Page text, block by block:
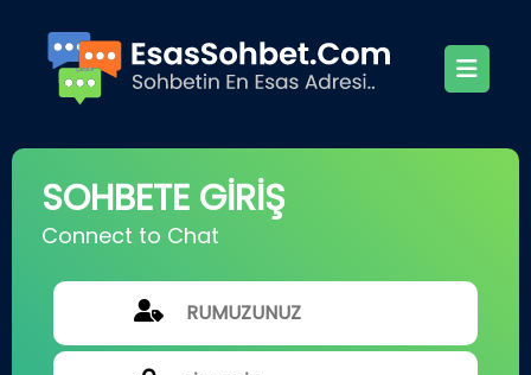
SOHBETE GİRİŞ
Connect to Chat